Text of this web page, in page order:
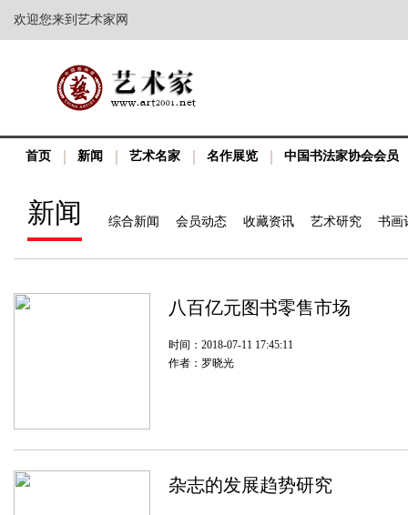
欢迎您来到艺术家网
首页 新闻 艺术名家 名作展览 中国书法家协会会员
新闻 综合新闻 会员动态 收藏资讯 艺术研究 书画
八百亿元图书零售市场
时间：2018-07-11 17:45:11
作者：罗晓光
杂志的发展趋势研究